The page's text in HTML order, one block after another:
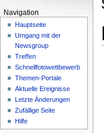
Navigation
Hauptseite
Umgang mit der
Newsgroup
Treffen
Schnellfotowettbewerb
Themen-Portale
Aktuelle Ereignisse
Letzte Änderungen
Zufällige Seite
Hilfe